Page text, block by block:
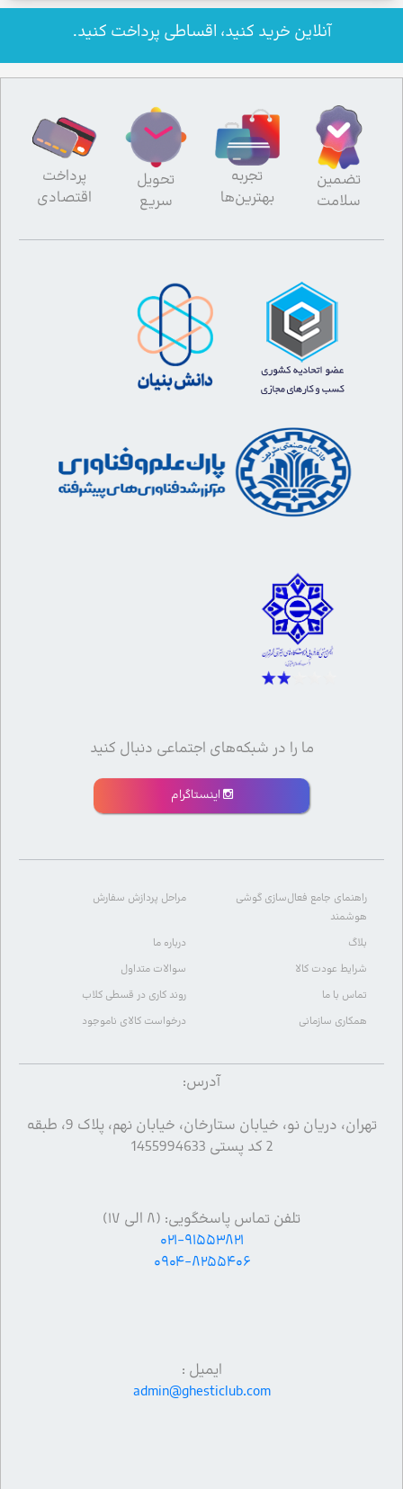
آنلاین خرید کنید، اقساطی پرداخت کنید.
تضمین
سلامت
تجربه
بهترین‌ها
تحویل
سریع
پرداخت
اقتصادی
ما را در شبکه‌های اجتماعی دنبال کنید
اینستاگرام
راهنمای جامع فعال‌سازی گوشی
هوشمند
مراحل پردازش سفارش
بلاگ
درباره ما
شرایط عودت کالا
سوالات متداول
تماس با ما
روند کاری در قسطی کلاب
همکاری سازمانی
درخواست کالای ناموجود
آدرس:
تهران، دریان نو، خیابان ستارخان، خیابان نهم، پلاک 9، طبقه
2 کد پستی 1455994633
تلفن تماس پاسخگویی: (۸ الی ۱۷)
۰۲۱-۹۱۵۵۳۸۲۱
۰۹۰۴-۸۲۵۵۴۰۶
ایمیل :
admin@ghesticlub.com